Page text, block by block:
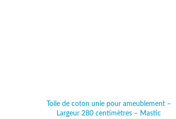
Toile de coton unie pour ameublement –
Largeur 280 centimètres – Mastic